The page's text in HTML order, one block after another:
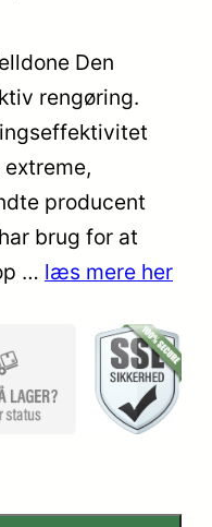
Den
rengøring.
producent
brug for at
… læs mere her